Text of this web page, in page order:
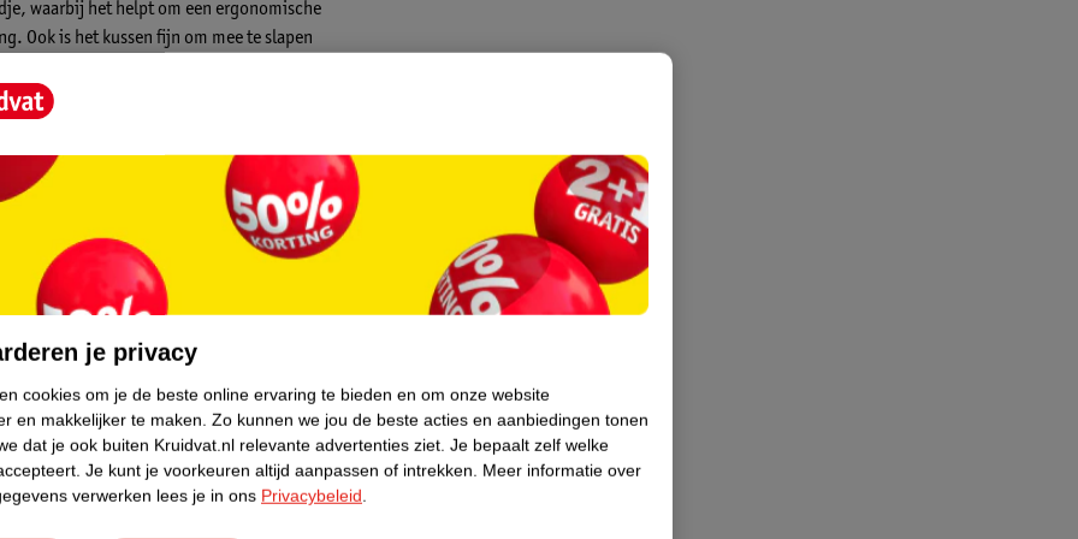
waarbij het helpt om een ergonomische
Ook is het kussen fijn om mee te slapen
ondersteuning of tussen je
het kussen heerlijk zacht aan. De
veel verschillende posities.
in de wasmachine.
je privacy
cookies om je de beste online ervaring te bieden en om onze website
en makkelijker te maken. Zo kunnen we jou de beste acties en aanbiedingen tonen
dat je ook buiten Kruidvat.nl relevante advertenties ziet. Je bepaalt zelf welke
Je kunt je voorkeuren altijd aanpassen of intrekken. Meer informatie over
verwerken lees je in ons Privacybeleid.